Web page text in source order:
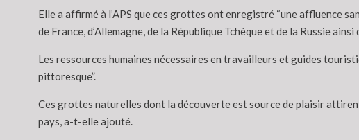
Elle a affirmé à l’APS que ces grottes ont enregistré “une affluence
de France, d’Allemagne, de la République Tchèque et de la Russie
Les ressources humaines nécessaires en travailleurs et guides
pittoresque”.
Ces grottes naturelles dont la découverte est source de plaisir
pays, a-t-elle ajouté.